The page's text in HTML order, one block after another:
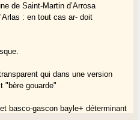
de Saint-Martin d’Arrosa
: en tout cas ar- doit
qui dans une version
"bère gouarde"
basco-gascon bayle+ déterminant